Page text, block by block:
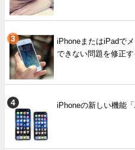
iPhoneまたはiPadで
できない問題を修正
iPhoneの新しい機能